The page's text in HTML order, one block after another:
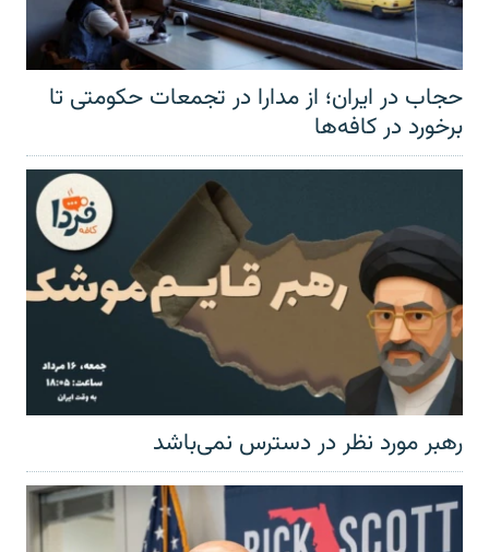
حجاب در ایران؛ از مدارا در تجمعات حکومتی تا
برخورد در کافه‌ها
رهبر مورد نظر در دسترس نمی‌باشد